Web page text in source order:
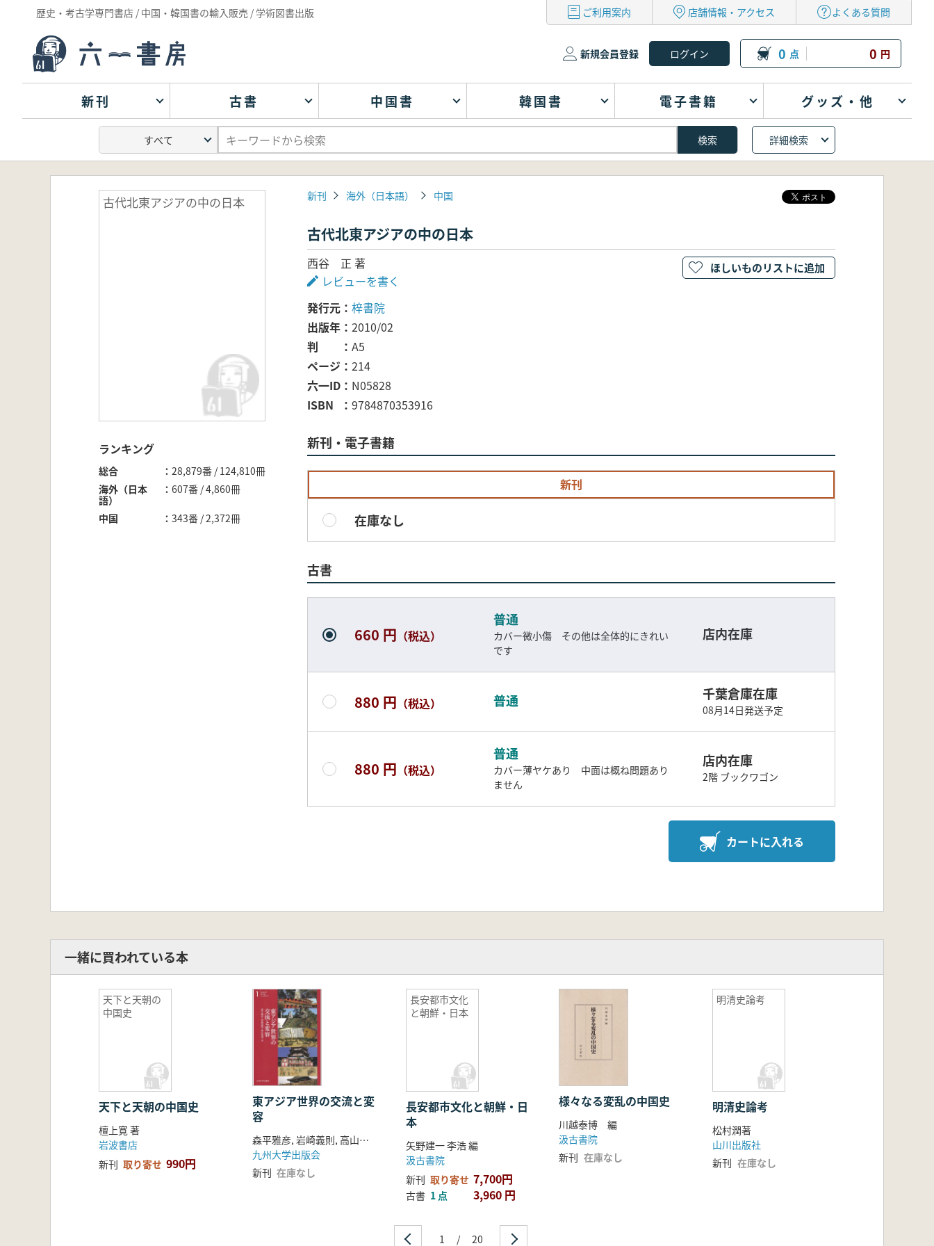
歴史・考古学専門書店 / 中国・韓国書の輸入販売 / 学術図書出版 ご利用案内 店舗情報・アクセス よくある質問
新規会員登録 0 点 0 円
新刊 古書 中国書 韓国書 電子書籍 グッズ・他
詳細検索
古代北東アジアの中の日本
ランキング
総合
28,879番 / 124,810冊
海外（日本
語）
607番 / 4,860冊
中国 343番 / 2,372冊
新刊 海外（日本語） 中国
古代北東アジアの中の日本
西谷 正 著
レビューを書く
発行元
梓書院
出版年
2010/02
判
A5
ページ
214
六一ID
N05828
ISBN
9784870353916
新刊・電子書籍
新刊
在庫なし
古書
660 円 （税込）
普通
カバー微小傷 その他は全体的にきれい
です
店内在庫
880 円 （税込） 普通 千葉倉庫在庫
08月14日発送予定
880 円 （税込）
普通
カバー薄ヤケあり 中面は概ね問題あり
ません
店内在庫
2階 ブックワゴン
カートに入れる
ほしいものリストに追加
一緒に買われている本
天下と天朝の
中国史
天下と天朝の中国史
檀上寛 著
岩波書店
新刊 取り寄せ 990円
東アジア世界の交流と変
容
森平雅彦, 岩崎義則, 高山倫明 編
九州大学出版会
新刊 在庫なし
長安都市文化
と朝鮮・日本
長安都市文化と朝鮮・日
本
矢野建一 李浩 編
汲古書院
新刊 取り寄せ 7,700円
古書 1 点 3,960 円
様々なる変乱の中国史
川越泰博 編
汲古書院
新刊 在庫なし
明清史論考
明清史論考
松村潤著
山川出版社
新刊 在庫なし
1 / 20